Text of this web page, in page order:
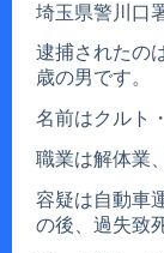
埼玉県警川口
逮捕されたの
歳の男です。
名前はクルト
職業は解体業
容疑は自動車
の後、過失致